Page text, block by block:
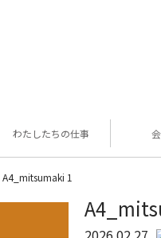
わたしたちの仕事
A4_mitsumaki 1